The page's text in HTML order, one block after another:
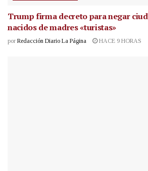
Trump firma decreto para negar
nacidos de madres «turistas»
por Redacción Diario La Página HACE 9 HORAS